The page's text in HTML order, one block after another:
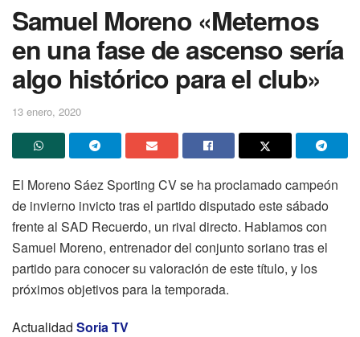
Samuel Moreno «Meternos
en una fase de ascenso sería
algo histórico para el club»
13 enero, 2020
El Moreno Sáez Sporting CV se ha proclamado campeón
de invierno invicto tras el partido disputado este sábado
frente al SAD Recuerdo, un rival directo. Hablamos con
Samuel Moreno, entrenador del conjunto soriano tras el
partido para conocer su valoración de este título, y los
próximos objetivos para la temporada.
Actualidad Soria TV